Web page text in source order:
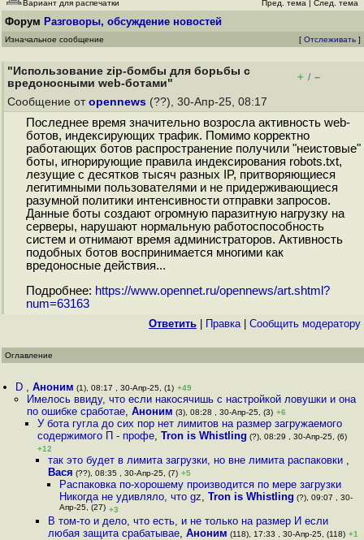
Вариант для распечатки Пред. тема | След. тема
Форум Разговоры, обсуждение новостей
Изначальное сообщение [ Отслеживать ]
"Использование zip-бомбы для борьбы с
вредоносными web-ботами"
+ / –
Сообщение от opennews (??), 30-Апр-25, 08:17
Последнее время значительно возросла активность web-
ботов, индексирующих трафик. Помимо корректно
работающих ботов распространение получили "неистовые"
боты, игнорирующие правила индексирования robots.txt,
лезущие с десятков тысяч разных IP, притворяющиеся
легитимными пользователями и не придерживающиеся
разумной политики интенсивности отправки запросов.
Данные боты создают огромную паразитную нагрузку на
серверы, нарушают нормальную работоспособность
систем и отнимают время администраторов. Активность
подобных ботов воспринимается многими как
вредоносные действия...
Подробнее: https://www.opennet.ru/opennews/art.shtml?
num=63163
Ответить Правка| Cообщить модератору
Оглавление
D ,Аноним (1), 08:17 , 30-Апр-25, (1) +49
Имелось ввиду, что если накосячишь с настройкой ловушки и она
по ошибке сработае, Аноним (3), 08:28 , 30-Апр-25, (3) +6
У бота гугла до сих пор нет лимитов на размер загружаемого
содержимого П - профе, Tron is Whistling (?), 08:29 , 30-Апр-25, (6)
+12
так это будет в лимита загрузки, но вне лимита распаковки ,
Вася (??), 08:35 , 30-Апр-25, (7) +5
Распаковка по-хорошему производится по мере загрузки
Никогда не удивляло, что gz, Tron is Whistling (?), 09:07 , 30-
Апр-25, (27) +3
В том-то и дело, что есть, и не только на размер И если
любая защита срабатывае,Аноним (118), 17:33 , 30-Апр-25, (118) +1